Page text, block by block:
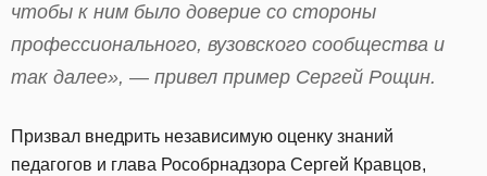
чтобы к ним было доверие со стороны
профессионального, вузовского сообщества и
так далее», — привел пример Сергей Рощин.
Призвал внедрить независимую оценку знаний
педагогов и глава Рособрнадзора Сергей Кравцов,